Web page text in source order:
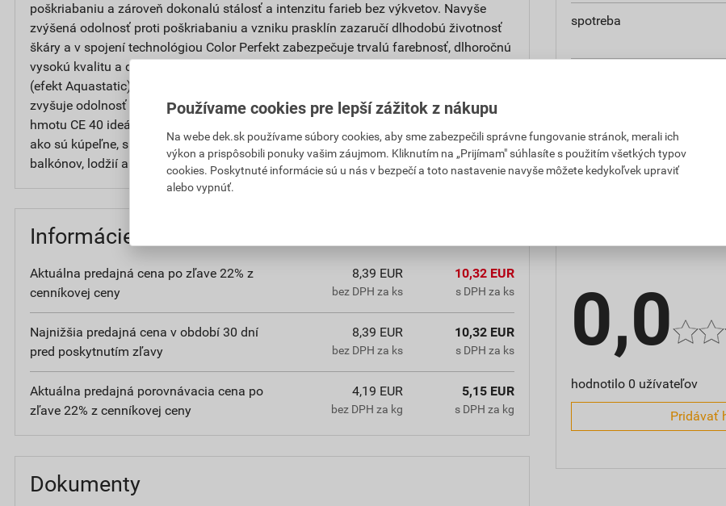
poškriabaniu a zároveň dokonalú stálosť a intenzitu farieb bez výkvetov. Navyše
zvýšená odolnosť proti poškriabaniu a vzniku prasklín zazaručí dlhodobú životnosť
škáry a v spojení technológiou Color Perfekt zabezpečuje trvalú farebnosť, dlhoročnú
vysokú kvalitu a dokonalý vzhľad škárovacej malty. Vďaka minimálnej nasiakavosti
(efekt Aquastatic) zostávajú kvapky na povrchu škáry a nevsakujú do jej štruktúry, čo
zvyšuje odolnosť proti plesniam a poškodeniu. Tieto vlastnosti robia škárovaciu
hmotu CE 40 ideálnu na použitie v miestach dlhodobo vystavených pôsobeniu vody,
ako sú kúpeľne, sprchy a kuchyne. Je určená na použitie v interiéri aj exteriéri, vrátane
balkónov, lodžií a terás. Na šírku škár do 8 mm.
Informácie o cene
Aktuálna predajná cena po zľave 22% z
cenníkovej ceny
8,39 EUR
bez DPH za ks
10,32 EUR
s DPH za ks
Najnižšia predajná cena v období 30 dní
pred poskytnutím zľavy
8,39 EUR
bez DPH za ks
10,32 EUR
s DPH za ks
Aktuálna predajná porovnávacia cena po
zľave 22% z cenníkovej ceny
4,19 EUR
bez DPH za kg
5,15 EUR
s DPH za kg
Dokumenty
spotreba
doba spracovateľnosti
0,0
hodnotilo 0 užívateľov
Pridávať
Používame cookies pre lepší zážitok z nákupu
Na webe dek.sk používame súbory cookies, aby sme zabezpečili správne fungovanie stránok, merali ich
výkon a prispôsobili ponuky vašim záujmom. Kliknutím na „Prijímam" súhlasíte s použitím všetkých typov
cookies. Poskytnuté informácie sú u nás v bezpečí a toto nastavenie navyše môžete kedykoľvek upraviť
alebo vypnúť.